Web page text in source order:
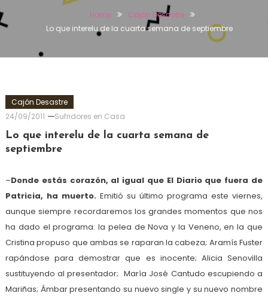
Home
Cajón Desastre
Lo que interelu de la cuarta semana de septiembre
Cajón Desastre
24/09/2011
Sufridores en Casa
Lo que interelu de la cuarta semana de
septiembre
–Donde estás corazón, al igual que El Diario que fuera de
Patricia, ha muerto. Emitió su último programa este viernes,
aunque siempre recordaremos los grandes momentos que nos
ha dado el programa: la pelea de Nova y la Veneno, en la que
Cristina propuso que ambas se raparan la cabeza; Aramís Fuster
rapándose para demostrar que es inocente; Alicia Senovilla
sustituyendo al presentador; María José Cantudo escupiendo a
Mariñas; Ámbar presentando su nuevo single y su nuevo nombre